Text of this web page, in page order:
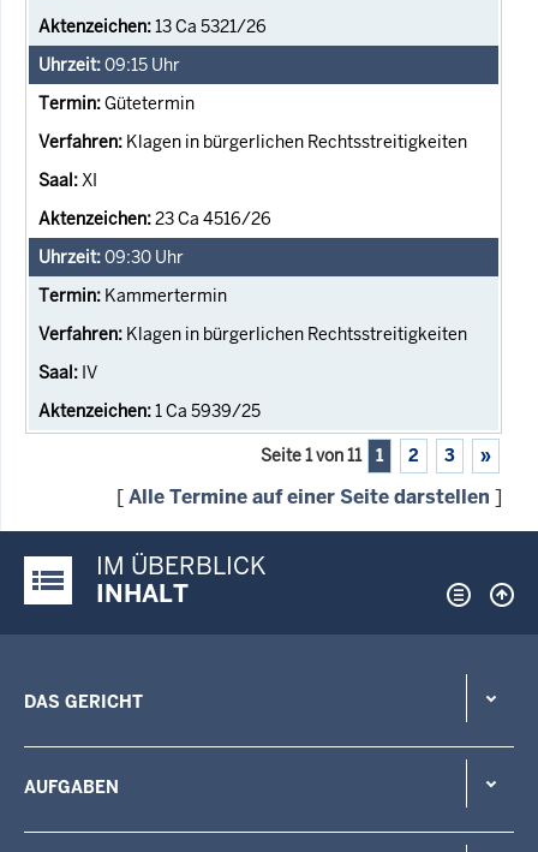
13 Ca 5321/26
09:15 Uhr
Gütetermin
Klagen in bürgerlichen Rechtsstreitigkeiten
XI
23 Ca 4516/26
09:30 Uhr
Kammertermin
Klagen in bürgerlichen Rechtsstreitigkeiten
IV
1 Ca 5939/25
Seite 1 von 11 1 2 3 »
[Alle Termine auf einer Seite darstellen ]
Justiz-Portal im Überblick:
IM ÜBERBLICK
INHALT
DAS GERICHT
AUFGABEN